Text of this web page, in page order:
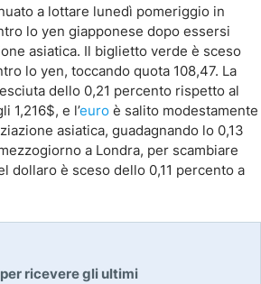
a lottare lunedì pomeriggio in
lo yen giapponese dopo essersi
asiatica. Il biglietto verde è sceso
lo yen, toccando quota 108,47. La
dello 0,21 percento rispetto al
1,216$, e l’euro è salito modestamente
asiatica, guadagnando lo 0,13
a Londra, per scambiare
dollaro è sceso dello 0,11 percento a
ricevere gli ultimi